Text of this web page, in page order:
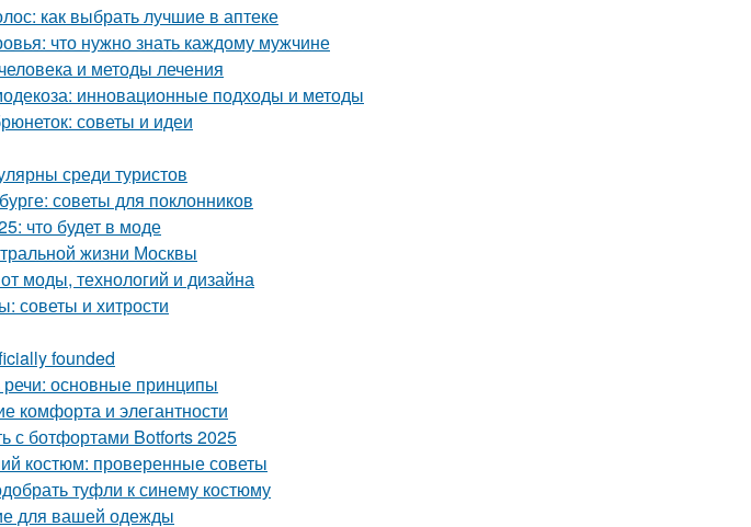
как выбрать лучшие в аптеке
что нужно знать каждому мужчине
и методы лечения
инновационные подходы и методы
советы и идеи
среди туристов
советы для поклонников
что будет в моде
жизни Москвы
моды, технологий и дизайна
советы и хитрости
founded
речи: основные принципы
комфорта и элегантности
с ботфортами Botforts 2025
костюм: проверенные советы
туфли к синему костюму
для вашей одежды